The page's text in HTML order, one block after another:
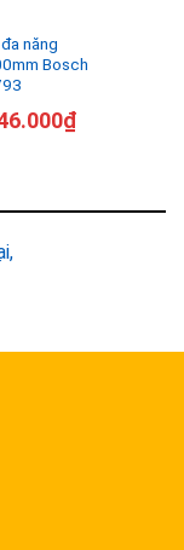
năng
Bosch
₫